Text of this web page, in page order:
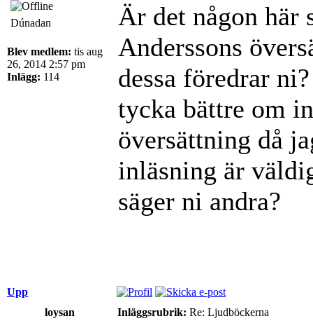
Dúnadan
Blev medlem: tis aug
26, 2014 2:57 pm
Inlägg: 114
Är det någon här
Anderssons
dessa föredrar
tycka bättre om
översättning då
inläsning är
säger ni andra?
Upp
loysan
Inläggsrubrik: Re: Ljudböckerna